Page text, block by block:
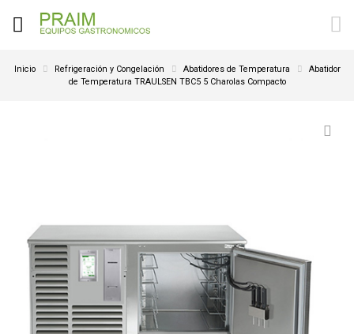
Inicio Refrigeración y Congelación Abatidores de Temperatura
Abatidor
de Temperatura TRAULSEN TBC5 5 Charolas Compacto